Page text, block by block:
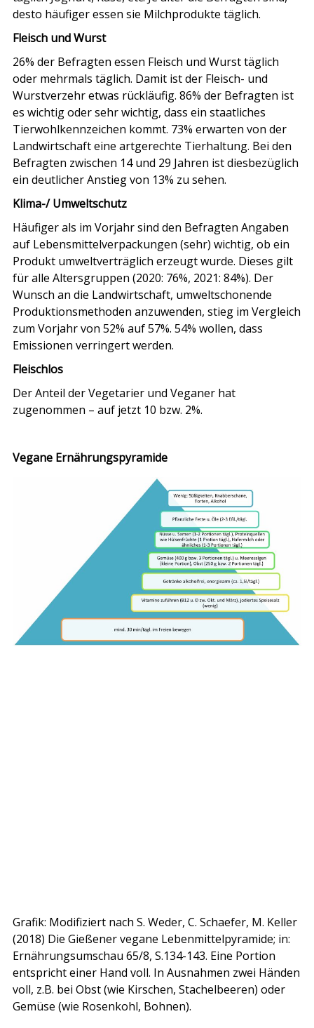
desto häufiger essen sie Milchprodukte täglich.
Fleisch und Wurst
26% der Befragten essen Fleisch und Wurst täglich
oder mehrmals täglich. Damit ist der Fleisch- und
Wurstverzehr etwas rückläufig. 86% der Befragten ist
es wichtig oder sehr wichtig, dass ein staatliches
Tierwohlkennzeichen kommt. 73% erwarten von der
Landwirtschaft eine artgerechte Tierhaltung. Bei den
Befragten zwischen 14 und 29 Jahren ist diesbezüglich
ein deutlicher Anstieg von 13% zu sehen.
Klima-/ Umweltschutz
Häufiger als im Vorjahr sind den Befragten Angaben
auf Lebensmittelverpackungen (sehr) wichtig, ob ein
Produkt umweltverträglich erzeugt wurde. Dieses gilt
für alle Altersgruppen (2020: 76%, 2021: 84%). Der
Wunsch an die Landwirtschaft, umweltschonende
Produktionsmethoden anzuwenden, stieg im Vergleich
zum Vorjahr von 52% auf 57%. 54% wollen, dass
Emissionen verringert werden.
Fleischlos
Der Anteil der Vegetarier und Veganer hat
zugenommen – auf jetzt 10 bzw. 2%.
Vegane Ernährungspyramide
Grafik: Modifiziert nach S. Weder, C. Schaefer, M. Keller
(2018) Die Gießener vegane Lebenmittelpyramide; in:
Ernährungsumschau 65/8, S.134-143. Eine Portion
entspricht einer Hand voll. In Ausnahmen zwei Händen
voll, z.B. bei Obst (wie Kirschen, Stachelbeeren) oder
Gemüse (wie Rosenkohl, Bohnen).